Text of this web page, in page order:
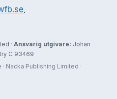
.
· Ansvarig utgivare: Johan
C 93469
Nacka Publishing Limited ·